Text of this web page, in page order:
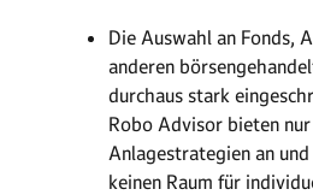
Die Auswahl an Fonds,
anderen
durchaus stark
Robo Advisor bieten
Anlagestrategien an und
keinen Raum für